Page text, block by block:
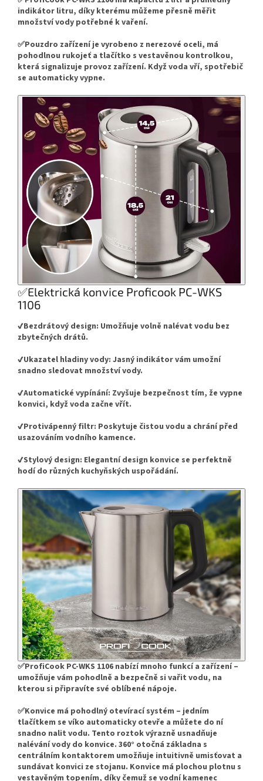
indikátor litru, díky kterému můžeme přesně měřit
množství vody potřebné k vaření.
✅Pouzdro zařízení je vyrobeno z nerezové oceli, má
pohodlnou rukojeť a tlačítko s vestavěnou kontrolkou,
která signalizuje provoz zařízení. Když voda vří, spotřebič
se automaticky vypne.
✅Elektrická konvice Proficook PC-WKS
1106
✔️Bezdrátový design: Umožňuje volně nalévat vodu bez
zbytečných drátů.
✔️Ukazatel hladiny vody: Jasný indikátor vám umožní
snadno sledovat množství vody.
✔️Automatické vypínání: Zvyšuje bezpečnost tím, že vypne
konvici, když voda začne vřít.
✔️Protivápenný filtr: Poskytuje čistou vodu a chrání před
usazováním vodního kamence.
✔️Stylový design: Elegantní design konvice se perfektně
hodí do různých kuchyňských uspořádání.
✅ProfiCook PC-WKS 1106 nabízí mnoho funkcí a zařízení –
umožňuje vám pohodlně a bezpečně si vařit vodu, na
kterou si připravíte své oblíbené nápoje.
✅Konvice má pohodlný otevírací systém – jedním
tlačítkem se víko automaticky otevře a můžete do ní
snadno nalit vodu. Tento roztok výrazně usnadňuje
nalévání vody do konvice. 360° otočná základna s
centrálním kontaktorem umožňuje intuitivně umisťovat a
sundávat konvici ze stojanu. Konvice má plochou plotnu s
vestavěným topením, díky čemuž se vodní kamenec